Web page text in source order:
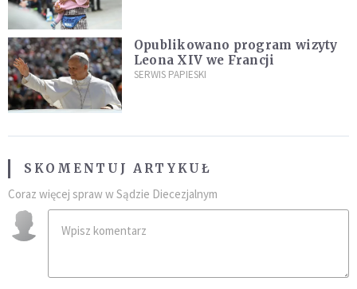
Opublikowano program wizyty
Leona XIV we Francji
SERWIS PAPIESKI
SKOMENTUJ ARTYKUŁ
Coraz więcej spraw w Sądzie Diecezjalnym